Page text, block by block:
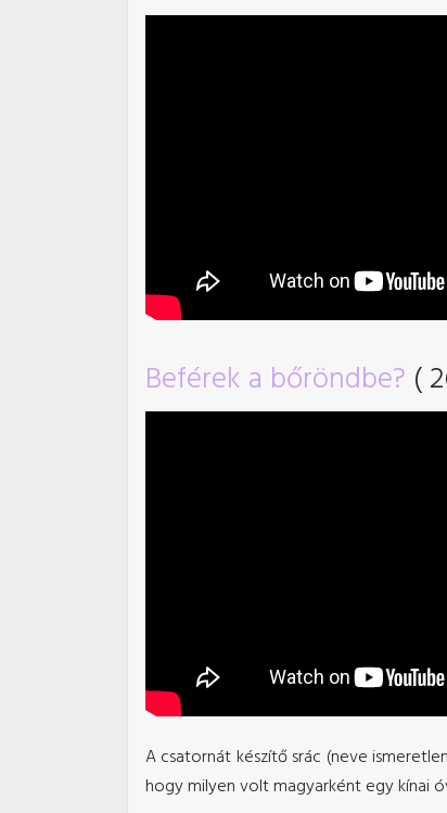
Beférek a bőröndbe? (
A csatornát készítő srác (neve
hogy milyen volt magyarként egy kínai